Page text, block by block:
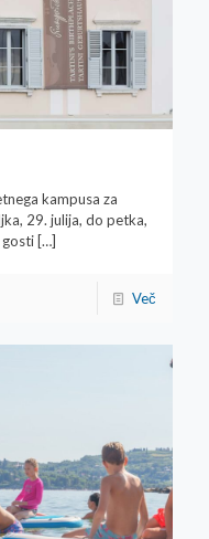
kampusa za
29. julija, do petka,
gosti […]
Več